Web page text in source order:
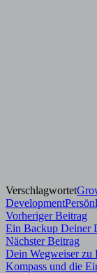
Verschlagwortet
Development
Vorheriger Beitrag
Ein Backup Deiner
Nächster Beitrag
Dein Wegweiser zu
Kompass und die